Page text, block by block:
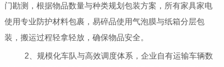
门勘测，根据物品数量与种类规划包装方案，所有家具家电
使用专业防护材料包裹，易碎品使用气泡膜与纸箱分层包
装，搬运过程轻拿轻放，确保物品安全。
2、规模化车队与高效调度体系，企业自有运输车辆数